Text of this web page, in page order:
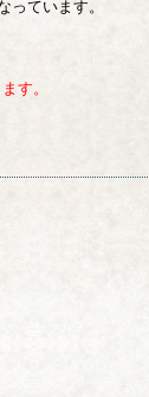
っています。
す。